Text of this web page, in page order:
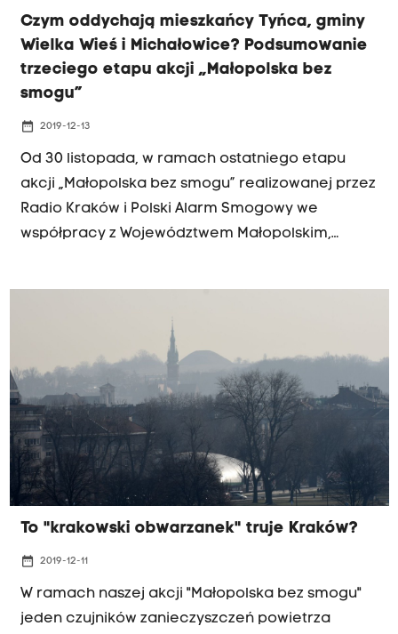
Czym oddychają mieszkańcy Tyńca, gminy
Wielka Wieś i Michałowice? Podsumowanie
trzeciego etapu akcji „Małopolska bez
smogu”
date_range 2019-12-13
Od 30 listopada, w ramach ostatniego etapu
akcji „Małopolska bez smogu” realizowanej przez
Radio Kraków i Polski Alarm Smogowy we
współpracy z Województwem Małopolskim,
To "krakowski obwarzanek" truje Kraków?
date_range 2019-12-11
W ramach naszej akcji "Małopolska bez smogu"
jeden czujników zanieczyszczeń powietrza